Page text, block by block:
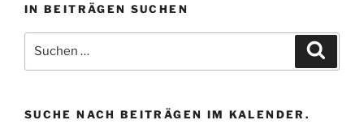
aus
um
zugehörige
Beiträge
finden.
IN BEITRÄGEN SUCHEN
nach:
SUCHE NACH BEITRÄGEN IM KALENDER.